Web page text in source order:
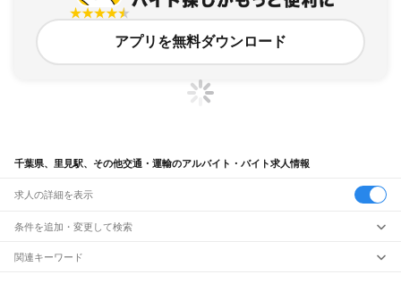
アプリを無料ダウンロード
千葉県、里見駅、その他交通・運輸のアルバイト・バイト求人情報
求人の詳細を表示
条件を追加・変更して検索
市区町村を追加・変更
関連キーワード